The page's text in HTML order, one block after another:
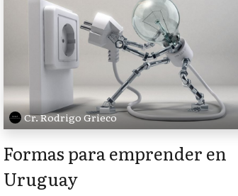
Cr. Rodrigo Grieco
Formas para emprender en
Uruguay